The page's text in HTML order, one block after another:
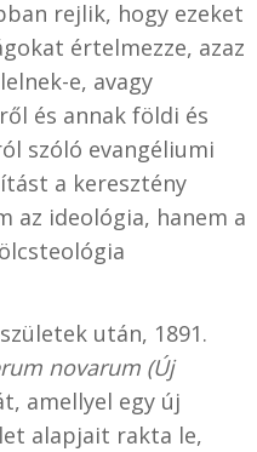
rejlik, hogy ezeket
értelmezze, azaz
e, avagy
és annak földi és
szóló evangéliumi
a keresztény
az ideológia, hanem a
után, 1891.
novarum (Új
amellyel egy új
alapjait rakta le,